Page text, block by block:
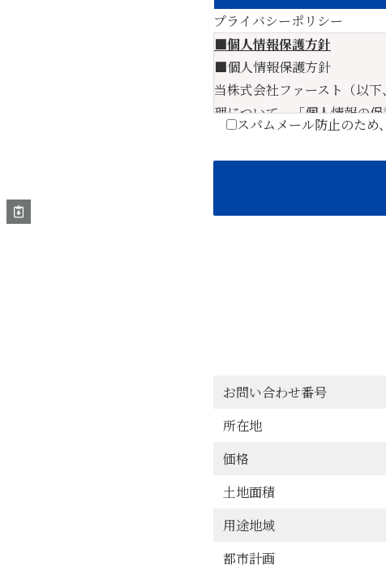
プライバシーポリシー
■個人情報保護方針
■個人情報保護方針
当株式会社ファースト（以
理について、「個人情報の
保護方針を定め、これを実
1．当社が個人情報を収集す
に、目的外利用はいたしま
2．当社が個人情報を収集
3．当社が保有する個人情
4．当社が個人情報の取り
な契約を締結するとともに
5．当社は、お客様の同意
(1)法令に基づき開示を求めら
(3)お客様、当社及び従業員
6．当社は、保有する個人
7．当社は、個人の権利を
られたときは、合理的な範
ジメントシステムの継続的改
スパムメール防止のため
お問い合わせ番号
所在地
価格
土地面積
用途地域
都市計画